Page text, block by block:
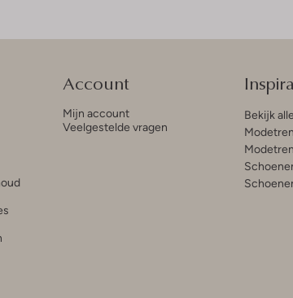
Account
Mijn account
Veelgestelde vragen
Bekijk